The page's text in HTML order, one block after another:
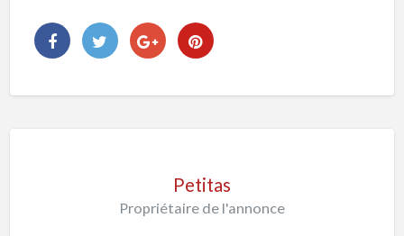
Petitas
Propriétaire de l'annonce